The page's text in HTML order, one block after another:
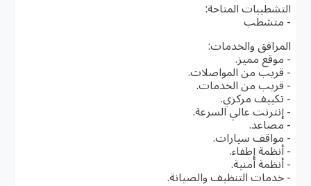
التشطيبات المتاحة:
- متشطب
المرافق والخدمات:
- موقع مميز.
- قريب من المواصلات.
- قريب من الخدمات.
- تكييف مركزي.
- إنترنت عالي السرعة.
- مصاعد.
- مواقف سيارات.
- أنظمة إطفاء.
- أنظمة أمنية.
- خدمات التنظيف والصيانة.